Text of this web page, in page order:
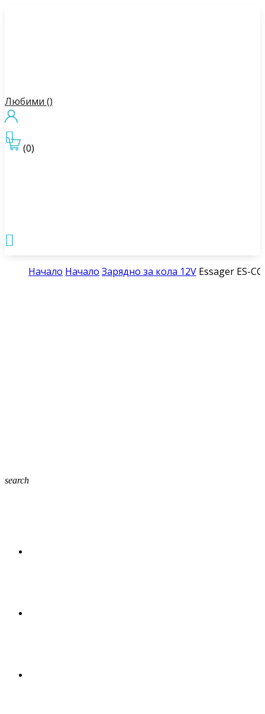
Любими ()
(0)


Начало Начало Зарядно за кола 12V Essager ES-
search